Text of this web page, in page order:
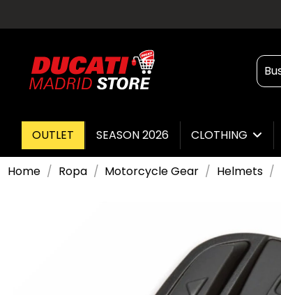
OUTLET SEASON 2026 CLOTHING
Home
Ropa Motorcycle Gear Helmets